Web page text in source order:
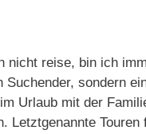
nicht reise, bin ich
Suchender, sondern
Urlaub mit der
Letztgenannte Touren